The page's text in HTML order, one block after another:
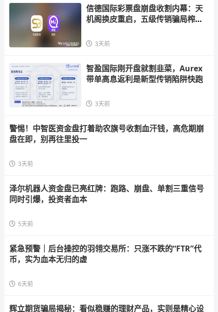
信德国际彩票盘崩盘收割内幕：天
机阁换皮重启，五级传销骗局榨干
3天前
智盈国际刚开盘就割韭菜，Aurex
带单高息返利是新型传销陷阱快跑
3天前
警惕！中智医资金盘打着助农旗号收割血汗钱，高危期崩
盘在即，别再往里投一
3天前
泽尔机器人资金盘已亮红牌：跑路、崩盘、单割三重信号
同时引爆，投资者血本
5天前
紧急预警｜后台操控的羽翎交易所：只涨不跌的“FTR”代
币，实为血本无归的虚
6天前
辉立期货骗局揭秘：看似稳赚的理财产品，实则是精心设